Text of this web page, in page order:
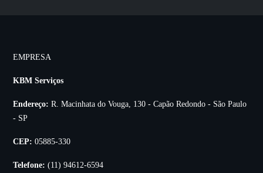
EMPRESA
KBM Serviços
Endereço: R. Macinhata do Vouga, 130 - Capão Redondo - São Paulo
- SP
CEP: 05885-330
Telefone: (11) 94612-6594